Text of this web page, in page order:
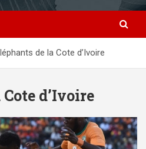
de la Cote d’Ivoire
d’Ivoire